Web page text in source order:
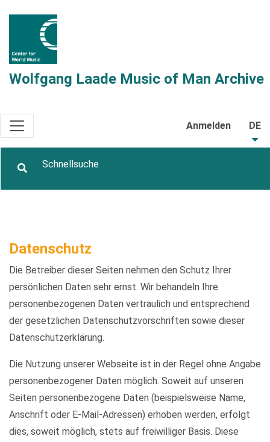
Wolfgang Laade Music of Man Archive
Anmelden DE
Datenschutz
Die Betreiber dieser Seiten nehmen den Schutz Ihrer
persönlichen Daten sehr ernst. Wir behandeln Ihre
personenbezogenen Daten vertraulich und entsprechend
der gesetzlichen Datenschutzvorschriften sowie dieser
Datenschutzerklärung.
Die Nutzung unserer Webseite ist in der Regel ohne Angabe
personenbezogener Daten möglich. Soweit auf unseren
Seiten personenbezogene Daten (beispielsweise Name,
Anschrift oder E-Mail-Adressen) erhoben werden, erfolgt
dies, soweit möglich, stets auf freiwilliger Basis. Diese